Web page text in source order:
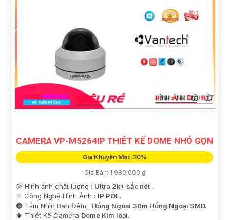
kỹ thuật chuyên nghiệp của Vantech sẽ giúp bạn lựa
chọn giải pháp camera phù hợp với nhu cầu và ngân
sách của bạn.
Nếu bạn đang tìm kiếm một giải pháp giám sát an ninh
tốt cho ngôi nhà hoặc doanh nghiệp của mình, Camera
Vantech Việt Nam là một lựa chọn hàng đầu mà bạn có
thể tin tưởng.
CAMERA VP-M5264IP THIÊT KẾ DOME NHỎ GỌN
Giá Khuyến Mại: 30%
Giá Bán: 1,980,000 ₫
💯 Hình ảnh chất lượng : Ultra 2k+ sắc nét .
⚛️ Công Nghệ Hình Ảnh : IP POE.
🌚 Tầm Nhìn Ban Đêm : Hồng Ngoại 30m Hồng Ngoại SMD.
🐜 Thiết Kế Camera Dome Kim loại.